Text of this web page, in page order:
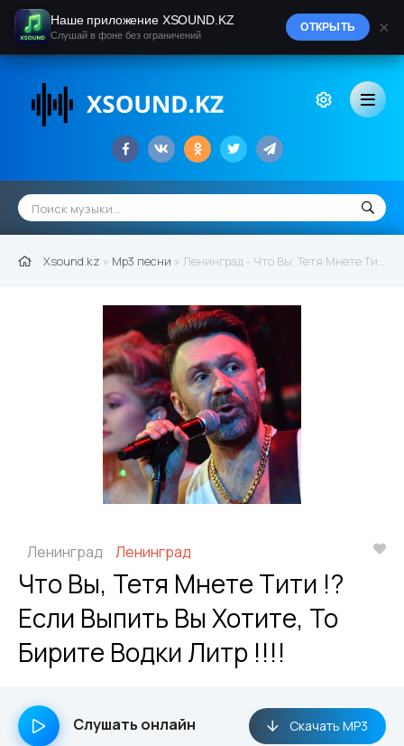
Xsound.kz » Mp3 песни » Ленинград - Что Вы, Тетя Мнете Тити !? Если Выпить Вы Хотите, То Бирите Водки Литр !!!!
Ленинград Ленинград
Что Вы, Тетя Мнете Тити !?
Если Выпить Вы Хотите, То
Бирите Водки Литр !!!!
Слушать онлайн Скачать MP3
Наше приложение XSOUND.KZ
Слушай в фоне без ограничений
ОТКРЫТЬ ×